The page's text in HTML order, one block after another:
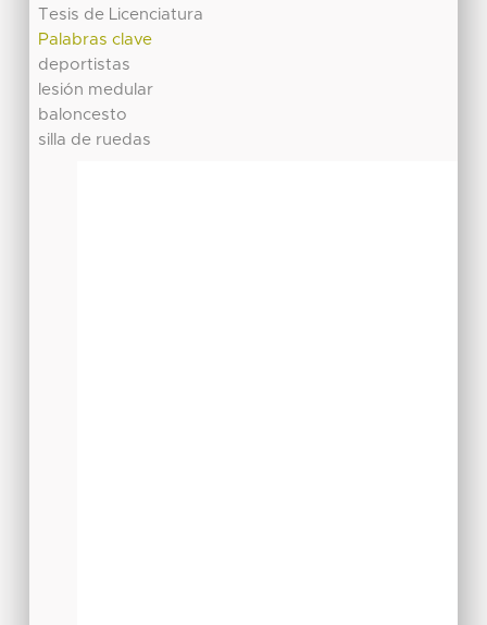
Tesis de Licenciatura
Palabras clave
deportistas
lesión medular
baloncesto
silla de ruedas